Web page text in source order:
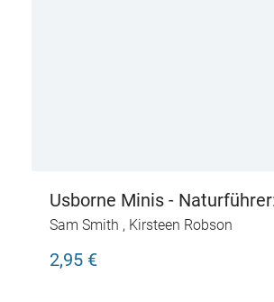
Usborne Minis -
Sam Smith , Kirsteen Robson
2,95 €